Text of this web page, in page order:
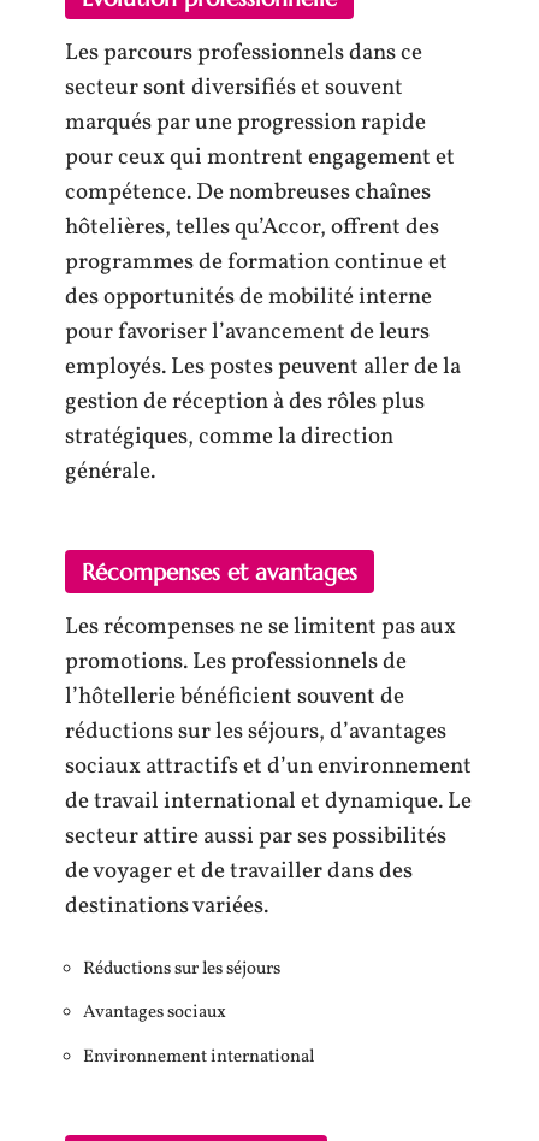
Les parcours professionnels dans ce
secteur sont diversifiés et souvent
marqués par une progression rapide
pour ceux qui montrent engagement et
compétence. De nombreuses chaînes
hôtelières, telles qu’Accor, offrent des
programmes de formation continue et
des opportunités de mobilité interne
pour favoriser l’avancement de leurs
employés. Les postes peuvent aller de la
gestion de réception à des rôles plus
stratégiques, comme la direction
générale.
Récompenses et avantages
Les récompenses ne se limitent pas aux
promotions. Les professionnels de
l’hôtellerie bénéficient souvent de
réductions sur les séjours, d’avantages
sociaux attractifs et d’un environnement
de travail international et dynamique. Le
secteur attire aussi par ses possibilités
de voyager et de travailler dans des
destinations variées.
Réductions sur les séjours
Avantages sociaux
Environnement international